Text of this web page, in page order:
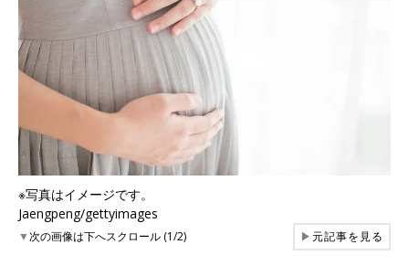
※写真はイメージです。
Jaengpeng/gettyimages
▼次の画像は下へスクロール (1/2) ▶元記事を見る